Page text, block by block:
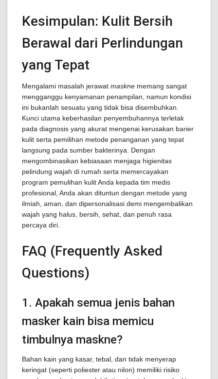
Kesimpulan: Kulit Bersih
Berawal dari Perlindungan
yang Tepat
Mengalami masalah jerawat maskne memang sangat
mengganggu kenyamanan penampilan, namun kondisi
ini bukanlah sesuatu yang tidak bisa disembuhkan.
Kunci utama keberhasilan penyembuhannya terletak
pada diagnosis yang akurat mengenai kerusakan barier
kulit serta pemilihan metode penanganan yang tepat
langsung pada sumber bakterinya. Dengan
mengombinasikan kebiasaan menjaga higienitas
pelindung wajah di rumah serta memercayakan
program pemulihan kulit Anda kepada tim medis
profesional, Anda akan dituntun dengan metode yang
ilmiah, aman, dan dipersonalisasi demi mengembalikan
wajah yang halus, bersih, sehat, dan penuh rasa
percaya diri.
FAQ (Frequently Asked
Questions)
1. Apakah semua jenis bahan
masker kain bisa memicu
timbulnya maskne?
Bahan kain yang kasar, tebal, dan tidak menyerap
keringat (seperti poliester atau nilon) memiliki risiko